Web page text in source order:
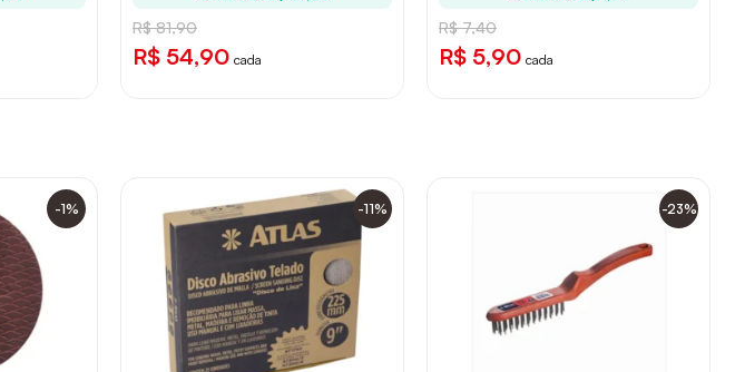
R$ 81,90
R$ 54,90 cada
R$ 7,40
R$ 5,90 cada
-1% -11% -23%